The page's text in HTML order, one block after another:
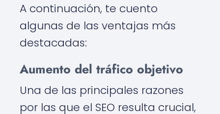
A continuación, te cuento
algunas de las ventajas más
destacadas:
Aumento del tráfico objetivo
Una de las principales razones
por las que el SEO resulta crucial,